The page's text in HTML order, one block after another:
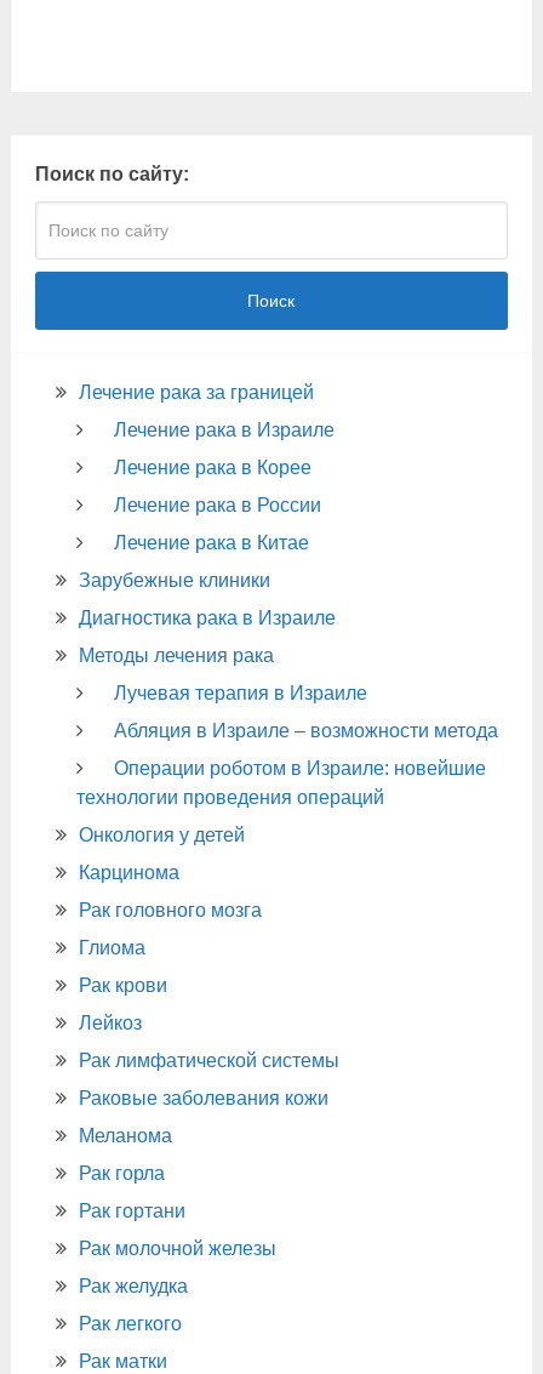
Поиск по сайту:
Поиск
Лечение рака за границей
Лечение рака в Израиле
Лечение рака в Корее
Лечение рака в России
Лечение рака в Китае
Зарубежные клиники
Диагностика рака в Израиле
Методы лечения рака
Лучевая терапия в Израиле
Абляция в Израиле – возможности метода
Операции роботом в Израиле: новейшие
технологии проведения операций
Онкология у детей
Карцинома
Рак головного мозга
Глиома
Рак крови
Лейкоз
Рак лимфатической системы
Раковые заболевания кожи
Меланома
Рак горла
Рак гортани
Рак молочной железы
Рак желудка
Рак легкого
Рак матки